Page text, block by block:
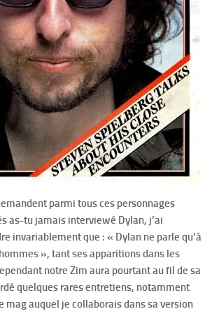
parmi tous ces personnages
as-tu jamais interviewé Dylan, j’ai
invariablement que : « Dylan ne parle qu’à
», tant ses apparitions dans les
notre Zim aura pourtant au fil de sa
quelques rares entretiens, notamment
mag auquel je collaborais dans sa version